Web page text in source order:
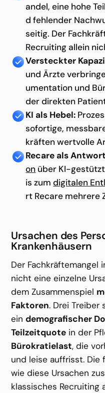
Heading 6
andel, eine hohe
d fehlender
seitig. Der
Recruiting allein
Versteckter
und Ärzte
umentation und
der direkten
KI als Hebel:
sofortige,
kräften wertvolle
Recare als
on über KI-
is zumdigitalen
rt Recare mehrere
Ursachen des
Krankenhäusern
Der Fachkräftemangel
nicht eine einzelne
dem Zusammenspiel
Faktoren. Drei Treiber
ein demografischer
Teilzeitquote
Bürokratielast, die
und leise auffrisst. Die
wie diese Ursachen
klassisches Recruiting